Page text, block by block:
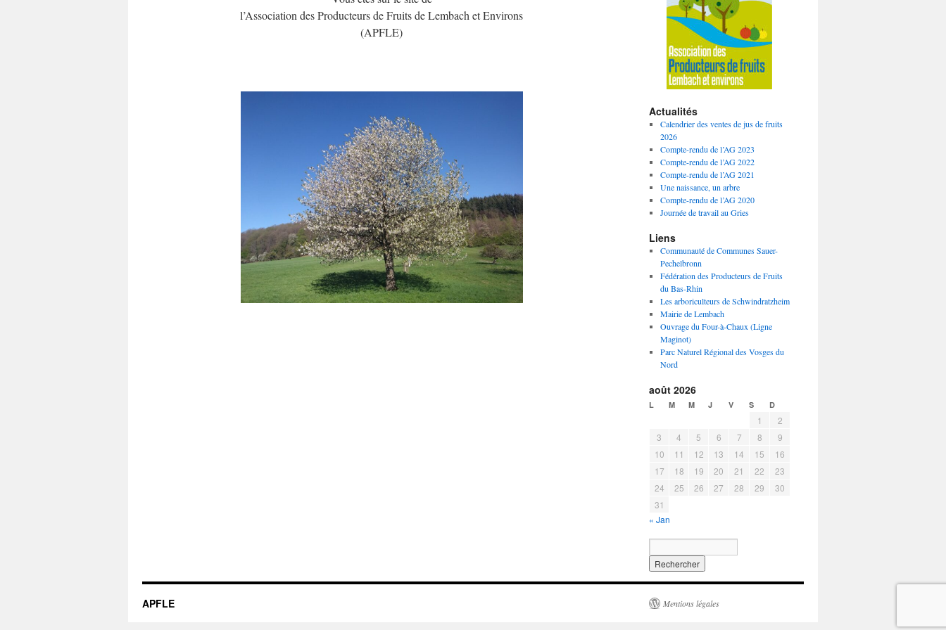
l’Association des Producteurs de Fruits de Lembach et Environs
(APFLE)
Actualités
Calendrier des ventes de jus de fruits
2026
Compte-rendu de l’AG 2023
Compte-rendu de l’AG 2022
Compte-rendu de l’AG 2021
Une naissance, un arbre
Compte-rendu de l’AG 2020
Journée de travail au Gries
Liens
Communauté de Communes Sauer-
Pechelbronn
Fédération des Producteurs de Fruits
du Bas-Rhin
Les arboriculteurs de Schwindratzheim
Mairie de Lembach
Ouvrage du Four-à-Chaux (Ligne
Maginot)
Parc Naturel Régional des Vosges du
Nord
août 2026
L M M J V S D
1
2
3
4 5 6 7 8
9
10
11 12 13 14 15
16
17
18 19 20 21 22
23
24
25 26 27 28 29
30
31
« Jan
APFLE Mentions légales